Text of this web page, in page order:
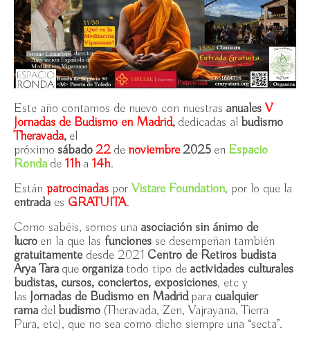
11h-14h
Exposición “A las puertas del budismo del Himalaya”
/ Espacio Ronda, 23/10-5/11/25 ambos incl.
Iconografía en el Arte Budista (2ª edición) UNED /
Introducción al Budismo (3ª edición) UNED /
2/10-20/11/25
Introducción al Budismo II: vacuidad / UNED,
Entrevista a Ramiro Calle (1943-): “El Budismo
Theravada y Ramiro Calle” /18 de marzo 2025
Chikung por Fernando Quinzaños / todos los
martes de 12:30h-13:30h, Cr7 Fitness
IV Jornadas de Budismo en Madrid: Tara, lo budista
femenino / Espacio Ronda, sábado 23 noviembre 11h –
14h
Este año contamos de nuevo con nuestras anuales V
Jornadas de Budismo en Madrid, dedicadas al budismo
Theravada, el
próximo sábado22 de noviembre2025 en Espacio
Ronda de 11h a 14h.
Están patrocinadas porVistare Foundation, por lo que la
entrada es GRATUITA.
Como sabéis, somos una asociación sin ánimo de
lucro en la que las funciones se desempeñan también
gratuitamente desde 2021 Centro de Retiros budista
Arya Tara que organiza todo tipo de actividades culturales
budistas, cursos, conciertos, exposiciones, etc y
las Jornadas de Budismo en Madridpara cualquier
rama del budismo (Theravada, Zen, Vajrayana, Tierra
Pura, etc), que no sea como dicho siempre una “secta”.